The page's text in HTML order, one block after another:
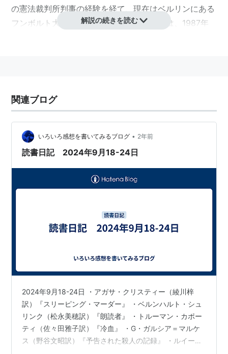
の憲法裁判所判事の経験を経て、現在はベルリンにある
フンボルト大学の法学部教授。作家としては、1987年
作者:ベルンハルトシュリン
発売日:2007/01
メディア:文庫
購入 : 2人クリック
この商品を含むブログ (14件) を見る
作者:ベルンハルトシュリン
ク,Bernhard Schlink,松永美穂
出版社/メーカー:
新潮社
メディア:文庫
購入: 7人 クリック
この商品を含むブログ (168件) を見
過去の責任と現在の法―ドイツ
の場合
作者:ベルンハルトシュリン
解説の続きを読む
関連ブログ
いろいろ感想を書いてみるブログ • 2年前
読書日記 2024年9月18-24日
2024年9月18-24日 ・アガサ・クリスティー（綾川梓
訳）『スリーピング・マーダー』 ・ベルンハルト・シュ
リンク（松永美穂訳）『朗読者』 ・トルーマン・カポー
ティ（佐々田雅子訳）『冷血』 ・G・ガルシア＝マルケ
ス（野谷文昭訳）『予告された殺人の記録』 ・ルイー